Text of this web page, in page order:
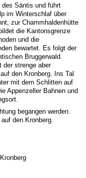
des Säntis und führt
im Winterschlaf über
zur Chammhaldenhütte
die Kantonsgrenze
und die
bewartet. Es folgt der
Bruggerwald.
der strenge aber
den Kronberg. Ins Tal
mit dem Schlitten auf
Appenzeller Bahnen und
begangen werden.
den Kronberg.